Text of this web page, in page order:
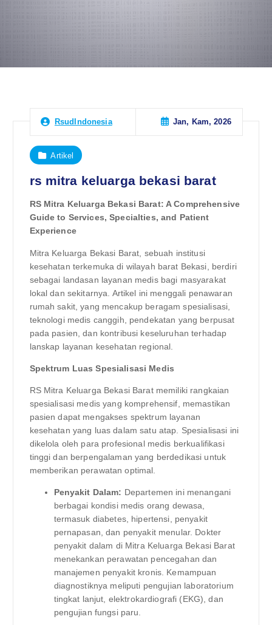
RsudIndonesia Jan, Kam, 2026
Artikel
rs mitra keluarga bekasi barat
RS Mitra Keluarga Bekasi Barat: A Comprehensive
Guide to Services, Specialties, and Patient
Experience
Mitra Keluarga Bekasi Barat, sebuah institusi
kesehatan terkemuka di wilayah barat Bekasi, berdiri
sebagai landasan layanan medis bagi masyarakat
lokal dan sekitarnya. Artikel ini menggali penawaran
rumah sakit, yang mencakup beragam spesialisasi,
teknologi medis canggih, pendekatan yang berpusat
pada pasien, dan kontribusi keseluruhan terhadap
lanskap layanan kesehatan regional.
Spektrum Luas Spesialisasi Medis
RS Mitra Keluarga Bekasi Barat memiliki rangkaian
spesialisasi medis yang komprehensif, memastikan
pasien dapat mengakses spektrum layanan
kesehatan yang luas dalam satu atap. Spesialisasi ini
dikelola oleh para profesional medis berkualifikasi
tinggi dan berpengalaman yang berdedikasi untuk
memberikan perawatan optimal.
Penyakit Dalam: Departemen ini menangani
berbagai kondisi medis orang dewasa,
termasuk diabetes, hipertensi, penyakit
pernapasan, dan penyakit menular. Dokter
penyakit dalam di Mitra Keluarga Bekasi Barat
menekankan perawatan pencegahan dan
manajemen penyakit kronis. Kemampuan
diagnostiknya meliputi pengujian laboratorium
tingkat lanjut, elektrokardiografi (EKG), dan
pengujian fungsi paru.